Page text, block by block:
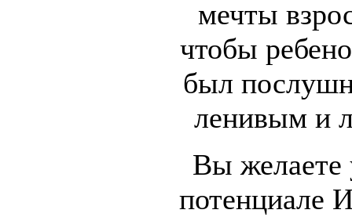
мечты
чтобы
был
ленивым и
Вы желаете
потенциале